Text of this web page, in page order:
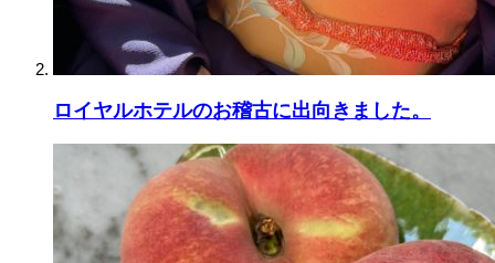
ロイヤルホテルのお稽古に出向きました。